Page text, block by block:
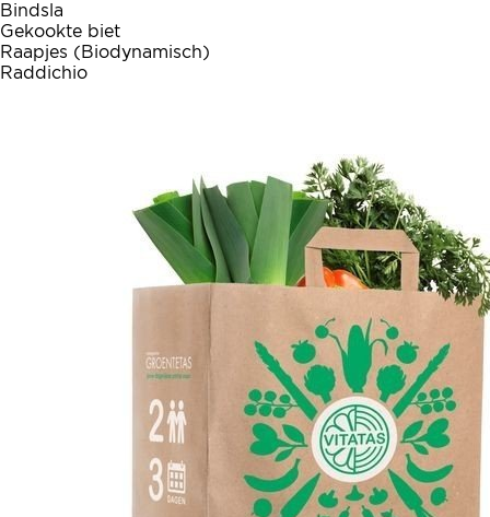
Bindsla
Gekookte biet
Raapjes (Biodynamisch)
Raddichio